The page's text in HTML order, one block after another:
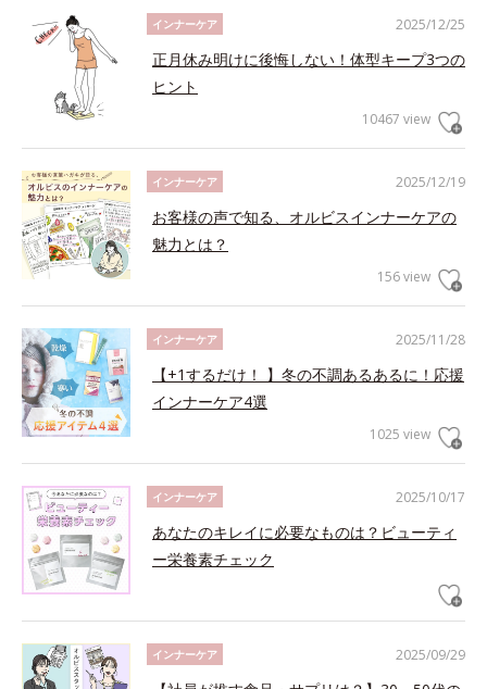
2025/12/25
インナーケア
正月休み明けに後悔しない！体型キープ3つの
ヒント
10467 view
2025/12/19
インナーケア
お客様の声で知る、オルビスインナーケアの
魅力とは？
156 view
2025/11/28
インナーケア
【+1するだけ！ 】冬の不調あるあるに！応援
インナーケア4選
1025 view
2025/10/17
インナーケア
あなたのキレイに必要なものは？ビューティ
ー栄養素チェック
2025/09/29
インナーケア